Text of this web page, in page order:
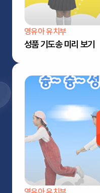
영유아 유치부
성품 기도송 미리 보기